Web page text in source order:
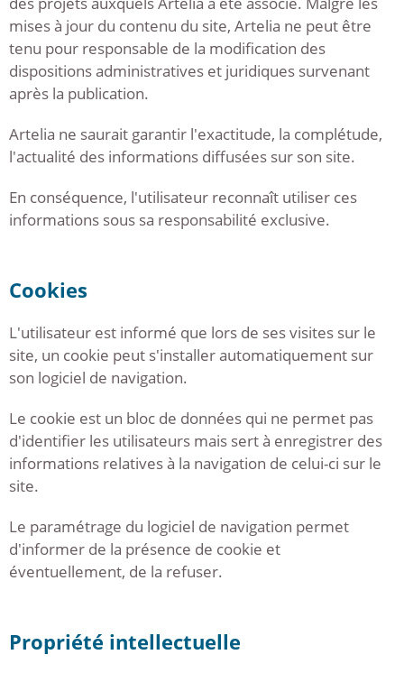
mises à jour du contenu du site, Artelia ne peut être
tenu pour responsable de la modification des
dispositions administratives et juridiques survenant
après la publication.
Artelia ne saurait garantir l'exactitude, la complétude,
l'actualité des informations diffusées sur son site.
En conséquence, l'utilisateur reconnaît utiliser ces
informations sous sa responsabilité exclusive.
Cookies
L'utilisateur est informé que lors de ses visites sur le
site, un cookie peut s'installer automatiquement sur
son logiciel de navigation.
Le cookie est un bloc de données qui ne permet pas
d'identifier les utilisateurs mais sert à enregistrer des
informations relatives à la navigation de celui-ci sur le
site.
Le paramétrage du logiciel de navigation permet
d'informer de la présence de cookie et
éventuellement, de la refuser.
Propriété intellectuelle